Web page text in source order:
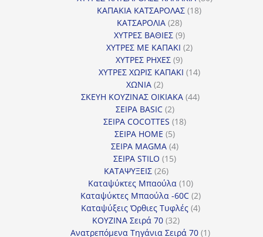
ΚΑΠΑΚΙΑ ΚΑΤΣΑΡΟΛΑΣ 1818
ΚΑΤΣΑΡΟΛΙΑ 2828
προϊόντα
ΧΥΤΡΕΣ ΒΑΘΙΕΣ 99
προϊόντα
ΧΥΤΡΕΣ ΜΕ ΚΑΠΑΚΙ 22
ΧΥΤΡΕΣ ΡΗΧΕΣ 99
προϊόντα
ΧΥΤΡΕΣ ΧΩΡΙΣ ΚΑΠΑΚΙ 1414
ΧΩΝΙΑ 22
προϊόντα
ΣΚΕΥΗ ΚΟΥΖΙΝΑΣ ΟΙΚΙΑΚΑ 4444
ΣΕΙΡΑ BASIC 22
προϊόντα
ΣΕΙΡΑ COCOTTES 1818
ΣΕΙΡΑ HOME 55
προϊόντα
ΣΕΙΡΑ MAGMA 44
προϊόντα
ΣΕΙΡΑ STILO 1515
ΚΑΤΑΨΥΞΕΙΣ 2626
προϊόντα
Καταψύκτες Μπαούλα 1010
προϊόντα
Καταψύκτες Μπαούλα -60C 22
προϊόντα
Καταψύξεις Όρθιες Τυφλές 44
ΚΟΥΖΙΝΑ Σειρά 70 3232
προϊόντα
Ανατρεπόμενα Τηγάνια Σειρά 70 11